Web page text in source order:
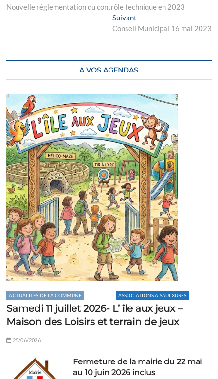
de
post:
Nouvelle réglementation du contrôle technique en 2023
SuivantNext
post:
Conseil Municipal 16 mai 2023
A VOS AGENDAS
ACTUALITÉS DE LA COMMUNE ASSOCIATIONS À SAULXURES
Samedi 11 juillet 2026- L’ île aux jeux –
Maison des Loisirs et terrain de jeux
25/06/2026
Fermeture de la mairie du 22 mai
au 10 juin 2026 inclus